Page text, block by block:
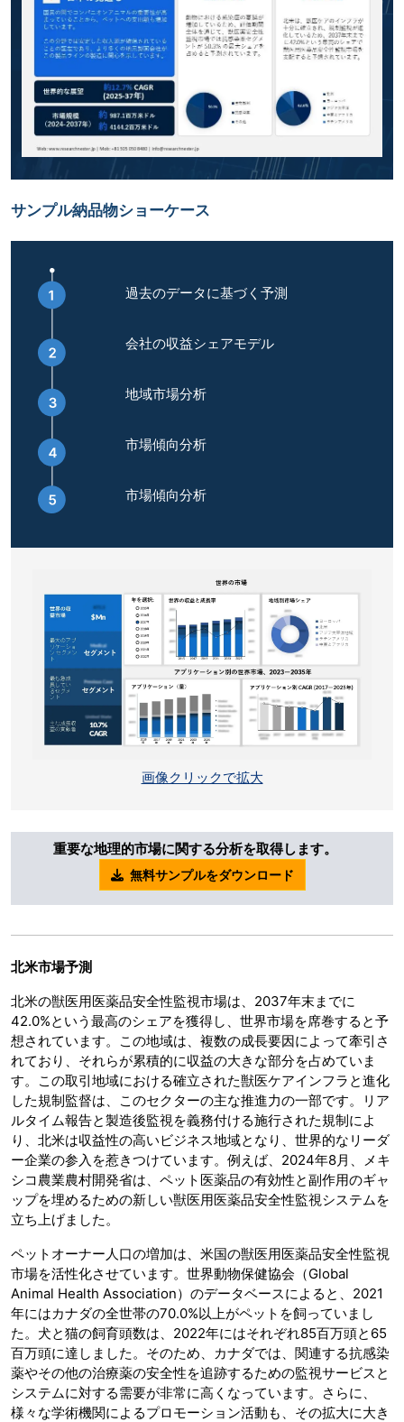
サンプル納品物ショーケース
過去のデータに基づく予測
会社の収益シェアモデル
地域市場分析
市場傾向分析
市場傾向分析
画像クリックで拡大
重要な地理的市場に関する分析を取得します。
無料サンプルをダウンロード
北米市場予測
北米の獣医用医薬品安全性監視市場は、2037年末までに
42.0%という最高のシェアを獲得し、世界市場を席巻すると予
想されています。この地域は、複数の成長要因によって牽引さ
れており、それらが累積的に収益の大きな部分を占めていま
す。この取引地域における確立された獣医ケアインフラと進化
した規制監督は、このセクターの主な推進力の一部です。リア
ルタイム報告と製造後監視を義務付ける施行された規制によ
り、北米は収益性の高いビジネス地域となり、世界的なリーダ
ー企業の参入を惹きつけています。例えば、2024年8月、メキ
シコ農業農村開発省は、ペット医薬品の有効性と副作用のギャ
ップを埋めるための新しい獣医用医薬品安全性監視システムを
立ち上げました。
ペットオーナー人口の増加は、米国の獣医用医薬品安全性監視
市場を活性化させています。世界動物保健協会（Global
Animal Health Association）のデータベースによると、2021
年にはカナダの全世帯の70.0%以上がペットを飼っていまし
た。犬と猫の飼育頭数は、2022年にはそれぞれ85百万頭と65
百万頭に達しました。そのため、カナダでは、関連する抗感染
薬やその他の治療薬の安全性を追跡するための監視サービスと
システムに対する需要が非常に高くなっています。さらに、
様々な学術機関によるプロモーション活動も、その拡大に大き